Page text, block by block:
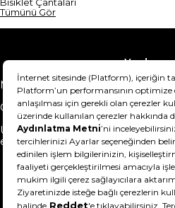
Tümünü Gör
Yardım
Mesafeli Satış Sözleşmesi
Gizlilik Sözleşmesi
Ürünümü nasıl iade
edebilirim?